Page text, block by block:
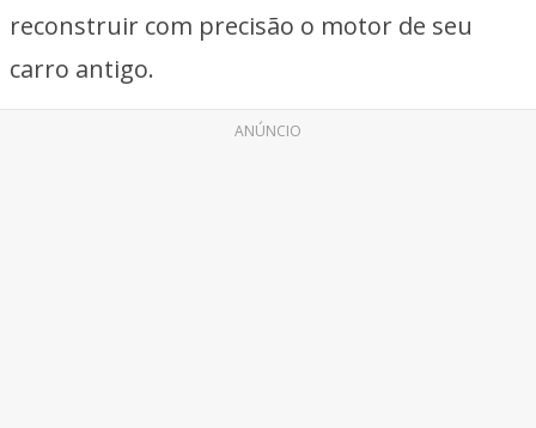
reconstruir com precisão o motor de seu
carro antigo.
ANÚNCIO